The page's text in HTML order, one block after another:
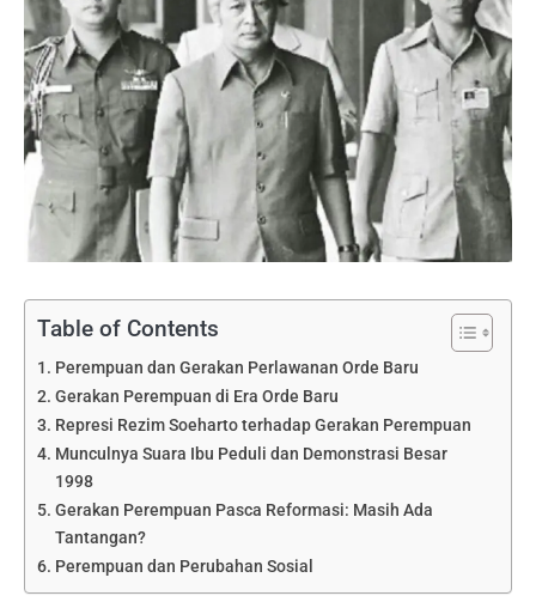
Table of Contents
Perempuan dan Gerakan Perlawanan Orde Baru
Gerakan Perempuan di Era Orde Baru
Represi Rezim Soeharto terhadap Gerakan Perempuan
Munculnya Suara Ibu Peduli dan Demonstrasi Besar
1998
Gerakan Perempuan Pasca Reformasi: Masih Ada
Tantangan?
Perempuan dan Perubahan Sosial